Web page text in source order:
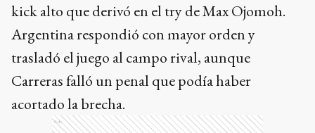
kick alto que derivó en el try de Max Ojomoh.
Argentina respondió con mayor orden y
trasladó el juego al campo rival, aunque
Carreras falló un penal que podía haber
acortado la brecha.
Ads